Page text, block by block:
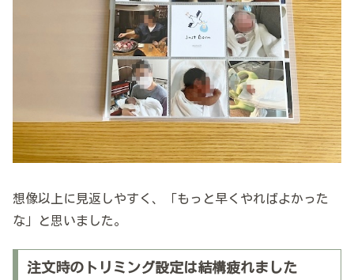
想像以上に見返しやすく、「もっと早くやればよかった
な」と思いました。
注文時のトリミング設定は結構疲れました